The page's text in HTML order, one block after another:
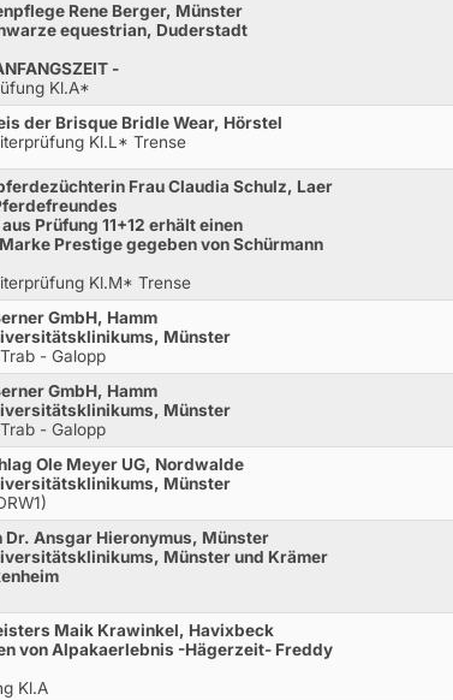
Rene Berger, Münster
equestrian, Duderstadt
-
Kl.A*
der Brisque Bridle Wear, Hörstel
Kl.L* Trense
Frau Claudia Schulz, Laer
Prüfung 11+12 erhält einen
Prestige gegeben von Schürmann
Kl.M* Trense
GmbH, Hamm
Münster
- Galopp
GmbH, Hamm
Münster
- Galopp
Ole Meyer UG, Nordwalde
Münster
Dr. Ansgar Hieronymus, Münster
Münster und Krämer
Maik Krawinkel, Havixbeck
von Alpakaerlebnis -Hägerzeit- Freddy
Kl.A